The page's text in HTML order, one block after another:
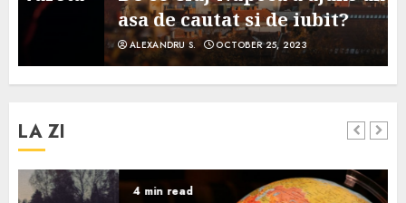
asa de cautat si de iubit?
ALEXANDRU S. OCTOBER 25, 2023
LA ZI
4 min read